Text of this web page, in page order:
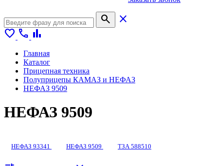
search
close
favorite call bar_chart
Главная
Каталог
Прицепная техника
Полуприцепы КАМАЗ и НЕФАЗ
НЕФАЗ 9509
НЕФАЗ 9509
НЕФАЗ 93341 НЕФАЗ 9509 ТЗА 588510